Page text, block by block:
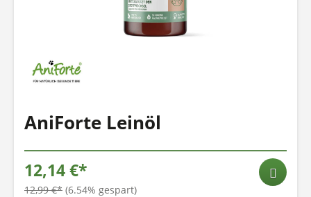
AniForte Leinöl
12,14 €*
12,99 €* (6.54% gespart)